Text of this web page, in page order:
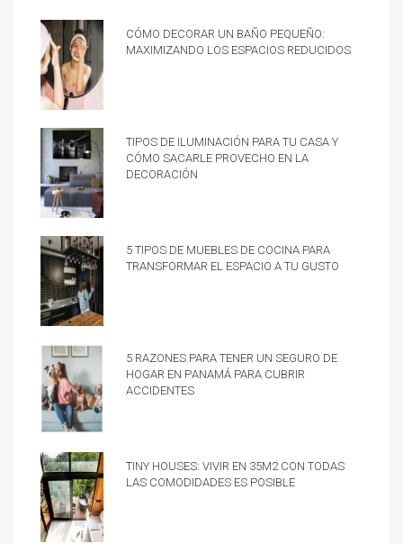
Cómo decorar un baño pequeño:
Maximizando los espacios reducidos
Tipos de iluminación para tu casa y
cómo sacarle provecho en la
decoración
5 tipos de muebles de cocina para
transformar el espacio a tu gusto
5 razones para tener un Seguro de
hogar en Panamá para cubrir
accidentes
Tiny Houses: vivir en 35m2 con todas
las comodidades es posible